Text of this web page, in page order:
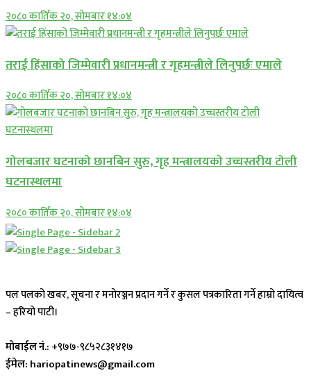
२०८० कार्तिक २०, सोमबार १४:०४
तराई हिंसाको जिम्मेवारी प्रधानमन्त्री र गृहमन्त्रीले लिनुपर्छः एमाले
२०८० कार्तिक २०, सोमबार १४:०४
गोलबजार घटनाको छानबिन सुरु, गृह मन्त्रालयको उच्चस्तरीय टोली
घटनास्थलमा
२०८० कार्तिक २०, सोमबार १४:०४
पल पलको खबर, सूचना र मनोरञ्जन प्रदान गर्ने र कुसल पत्रकारिता गर्ने हाम्रो दायित्व
– हरियो पाटी।
मोबाईल नं.: +९७७-९८५२८३१४१७
ईमेल: hariopatinews@gmail.com